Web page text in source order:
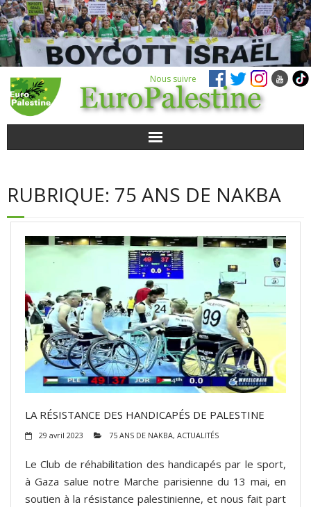
Nous suivre
POUR AGIR
AGENDA
QUI SOMMES-NOUS ?
ADHÉSIONS, DONS, CONTACT
RUBRIQUE: 75 ANS DE NAKBA
LA RÉSISTANCE DES HANDICAPÉS DE PALESTINE
29 avril 2023 75 ANS DE NAKBA, ACTUALITÉS
Le Club de réhabilitation des handicapés par le sport,
à Gaza salue notre Marche parisienne du 13 mai, en
soutien à la résistance palestinienne, et nous fait part